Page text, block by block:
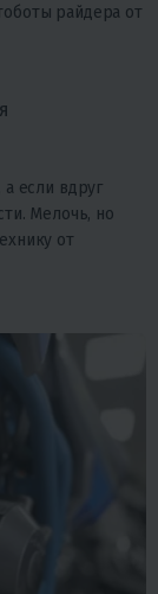
райдера от
если вдруг
Мелочь, но
от